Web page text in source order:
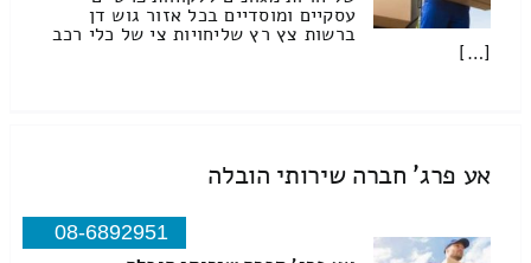
עסקיים ומוסדיים בכל אזור גוש דן
ברשות צץ רץ שליחויות צי של כלי רכב
[…]
אע פרג' חברה שירותי הובלה
08-6892951